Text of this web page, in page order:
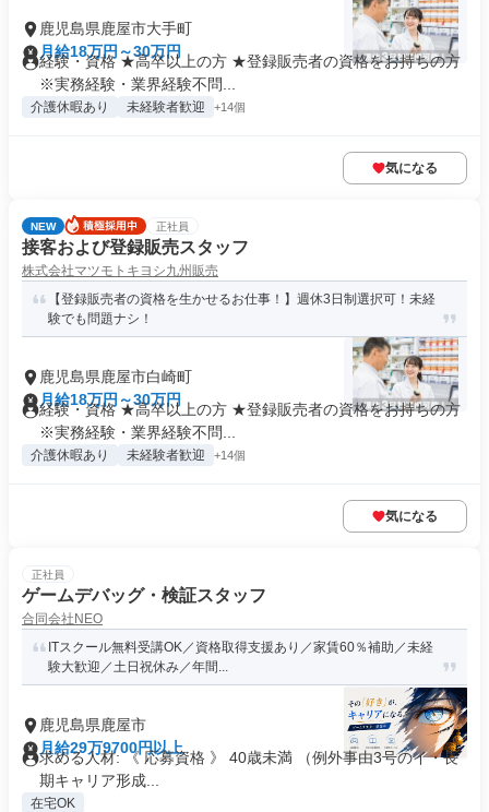
鹿児島県鹿屋市大手町
月給18万円～30万円
経験・資格 ★高卒以上の方 ★登録販売者の資格をお持ちの方
※実務経験・業界経験不問...
介護休暇あり 未経験者歓迎 +14個
気になる
NEW 正社員
接客および登録販売スタッフ
株式会社マツモトキヨシ九州販売
【登録販売者の資格を生かせるお仕事！】週休3日制選択可！未経
験でも問題ナシ！
鹿児島県鹿屋市白崎町
月給18万円～30万円
経験・資格 ★高卒以上の方 ★登録販売者の資格をお持ちの方
※実務経験・業界経験不問...
介護休暇あり 未経験者歓迎 +14個
気になる
正社員
ゲームデバッグ・検証スタッフ
合同会社NEO
ITスクール無料受講OK／資格取得支援あり／家賃60％補助／未経
験大歓迎／土日祝休み／年間...
鹿児島県鹿屋市
月給29万9700円以上
求める人材: 《 応募資格 》 40歳未満 （例外事由3号のイ・長
期キャリア形成...
在宅OK